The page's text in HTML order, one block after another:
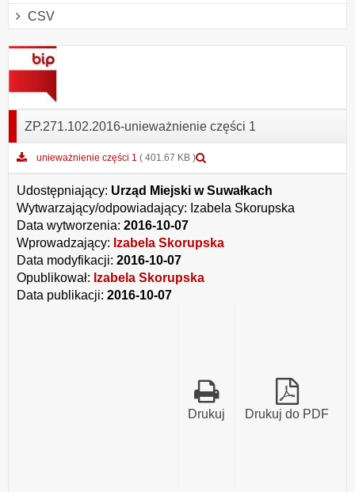
CSV
ZP.271.102.2016-unieważnienie części 1
unieważnienie części 1 ( 401.67 KB )
załącznika
unieważnienie
części
1
Udostępniający: Urząd Miejski w Suwałkach
Wytwarzający/odpowiadający: Izabela Skorupska
Data wytworzenia: 2016-10-07
Wprowadzający: Izabela Skorupska
Data modyfikacji: 2016-10-07
Opublikował: Izabela Skorupska
Data publikacji: 2016-10-07
Drukuj do PDF
Drukuj